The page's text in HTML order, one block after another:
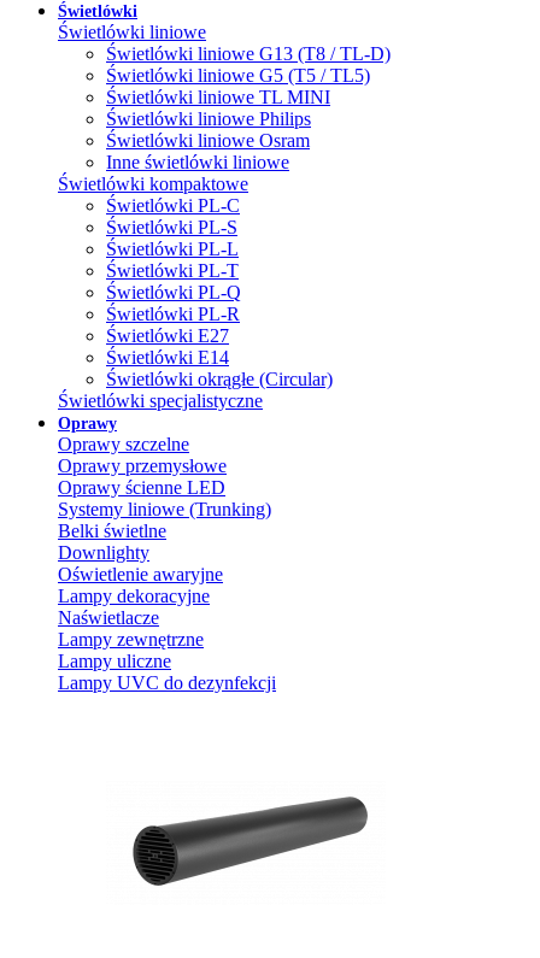
Świetlówki
Świetlówki liniowe
Świetlówki liniowe G13 (T8 / TL-D)
Świetlówki liniowe G5 (T5 / TL5)
Świetlówki liniowe TL MINI
Świetlówki liniowe Philips
Świetlówki liniowe Osram
Inne świetlówki liniowe
Świetlówki kompaktowe
Świetlówki PL-C
Świetlówki PL-S
Świetlówki PL-L
Świetlówki PL-T
Świetlówki PL-Q
Świetlówki PL-R
Świetlówki E27
Świetlówki E14
Świetlówki okrągłe (Circular)
Świetlówki specjalistyczne
Oprawy
Oprawy szczelne
Oprawy przemysłowe
Oprawy ścienne LED
Systemy liniowe (Trunking)
Belki świetlne
Downlighty
Oświetlenie awaryjne
Lampy dekoracyjne
Naświetlacze
Lampy zewnętrzne
Lampy uliczne
Lampy UVC do dezynfekcji